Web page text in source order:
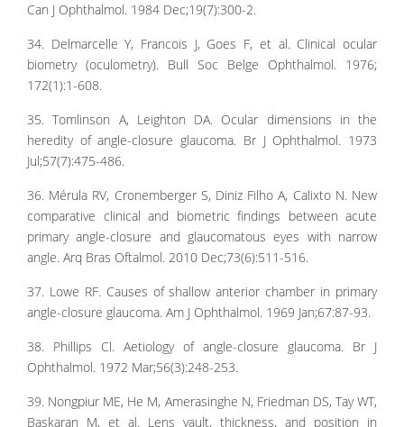
Can J Ophthalmol. 1984 Dec;19(7):300-2.
34. Delmarcelle Y, Francois J, Goes F, et al. Clinical ocular
biometry (oculometry). Bull Soc Belge Ophthalmol. 1976;
172(1):1-608.
35. Tomlinson A, Leighton DA. Ocular dimensions in the
heredity of angle-closure glaucoma. Br J Ophthalmol. 1973
Jul;57(7):475-486.
36. Mérula RV, Cronemberger S, Diniz Filho A, Calixto N. New
comparative clinical and biometric findings between acute
primary angle-closure and glaucomatous eyes with narrow
angle. Arq Bras Oftalmol. 2010 Dec;73(6):511-516.
37. Lowe RF. Causes of shallow anterior chamber in primary
angle-closure glaucoma. Am J Ophthalmol. 1969 Jan;67:87-93.
38. Phillips Cl. Aetiology of angle-closure glaucoma. Br J
Ophthalmol. 1972 Mar;56(3):248-253.
39. Nongpiur ME, He M, Amerasinghe N, Friedman DS, Tay WT,
Baskaran M, et al. Lens vault, thickness, and position in